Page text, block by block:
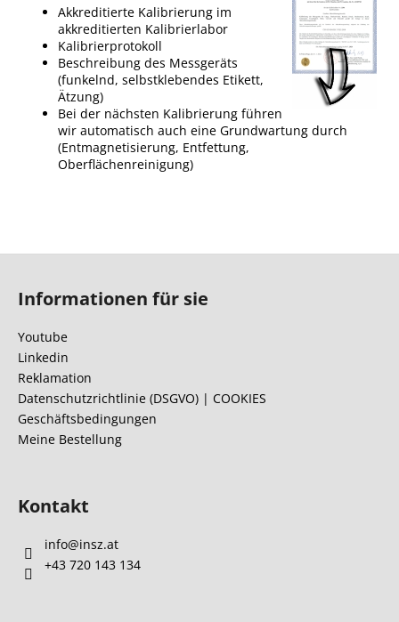
Akkreditierte Kalibrierung im
akkreditierten Kalibrierlabor
Kalibrierprotokoll
Beschreibung des Messgeräts
(funkelnd, selbstklebendes Etikett,
Ätzung)
Bei der nächsten Kalibrierung führen
wir automatisch auch eine Grundwartung durch
(Entmagnetisierung, Entfettung,
Oberflächenreinigung)
Informationen für sie
Youtube
Linkedin
Reklamation
Datenschutzrichtlinie (DSGVO) | COOKIES
Geschäftsbedingungen
Meine Bestellung
Kontakt
info@insz.at
+43 720 143 134